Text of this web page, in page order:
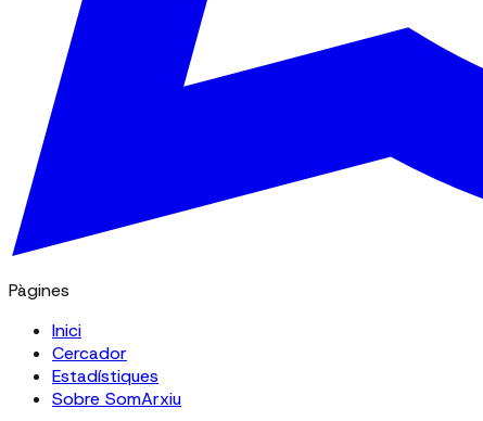
Pàgines
Inici
Cercador
Estadístiques
Sobre SomArxiu